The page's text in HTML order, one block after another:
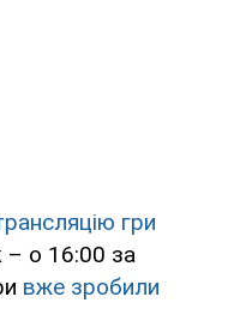
гри
– о 16:00 за
вже зробили